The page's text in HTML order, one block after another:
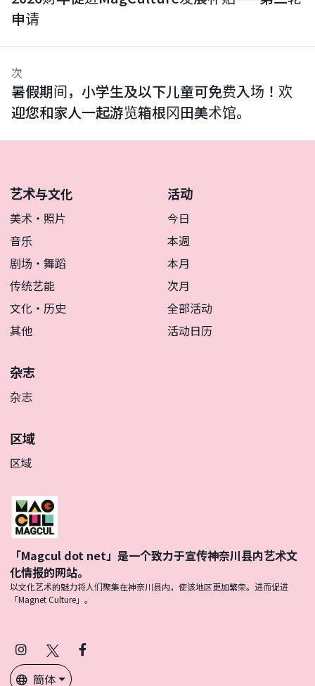
申请
次
暑假期间，小学生及以下儿童可免费入场！欢
迎您和家人一起游览箱根冈田美术馆。
艺术与文化
美术・照片
音乐
剧场・舞蹈
传统艺能
文化・历史
其他
活动
今日
本週
本月
次月
全部活动
活动日历
杂志
杂志
区域
区域
「Magcul dot net」是一个致力于宣传神奈川县内艺术文
化情报的网站。
以文化艺术的魅力将人们聚集在神奈川县内，使该地区更加繁荣。进而促进
「Magnet Culture」。
Instagram
(Twitter)
Facebook
簡体